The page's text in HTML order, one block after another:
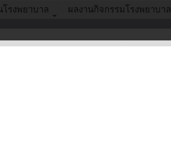
โรงพยาบาล ผลงานกิจกรรมโรงพยาบาล